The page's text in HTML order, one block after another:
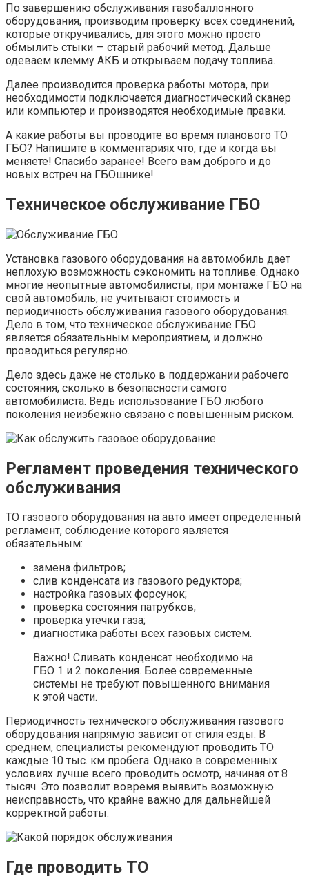
По завершению обслуживания газобаллонного
оборудования, производим проверку всех соединений,
которые откручивались, для этого можно просто
обмылить стыки — старый рабочий метод. Дальше
одеваем клемму АКБ и открываем подачу топлива.
Далее производится проверка работы мотора, при
необходимости подключается диагностический сканер
или компьютер и производятся необходимые правки.
А какие работы вы проводите во время планового ТО
ГБО? Напишите в комментариях что, где и когда вы
меняете! Спасибо заранее! Всего вам доброго и до
новых встреч на ГБОшнике!
Техническое обслуживание ГБО
Установка газового оборудования на автомобиль дает
неплохую возможность сэкономить на топливе. Однако
многие неопытные автомобилисты, при монтаже ГБО на
свой автомобиль, не учитывают стоимость и
периодичность обслуживания газового оборудования.
Дело в том, что техническое обслуживание ГБО
является обязательным мероприятием, и должно
проводиться регулярно.
Дело здесь даже не столько в поддержании рабочего
состояния, сколько в безопасности самого
автомобилиста. Ведь использование ГБО любого
поколения неизбежно связано с повышенным риском.
Регламент проведения технического
обслуживания
ТО газового оборудования на авто имеет определенный
регламент, соблюдение которого является
обязательным:
замена фильтров;
слив конденсата из газового редуктора;
настройка газовых форсунок;
проверка состояния патрубков;
проверка утечки газа;
диагностика работы всех газовых систем.
Важно! Сливать конденсат необходимо на
ГБО 1 и 2 поколения. Более современные
системы не требуют повышенного внимания
к этой части.
Периодичность технического обслуживания газового
оборудования напрямую зависит от стиля езды. В
среднем, специалисты рекомендуют проводить ТО
каждые 10 тыс. км пробега. Однако в современных
условиях лучше всего проводить осмотр, начиная от 8
тысяч. Это позволит вовремя выявить возможную
неисправность, что крайне важно для дальнейшей
корректной работы.
Где проводить ТО